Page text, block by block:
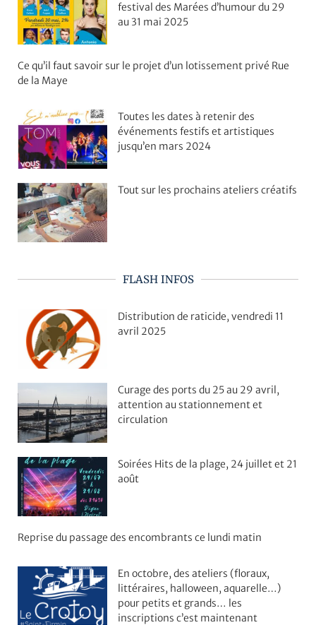
festival des Marées d’humour du 29
au 31 mai 2025
Ce qu’il faut savoir sur le projet d’un lotissement privé Rue
de la Maye
Toutes les dates à retenir des
événements festifs et artistiques
jusqu’en mars 2024
Tout sur les prochains ateliers créatifs
FLASH INFOS
Distribution de raticide, vendredi 11
avril 2025
Curage des ports du 25 au 29 avril,
attention au stationnement et
circulation
Soirées Hits de la plage, 24 juillet et 21
août
Reprise du passage des encombrants ce lundi matin
En octobre, des ateliers (floraux,
littéraires, halloween, aquarelle…)
pour petits et grands… les
inscriptions c’est maintenant